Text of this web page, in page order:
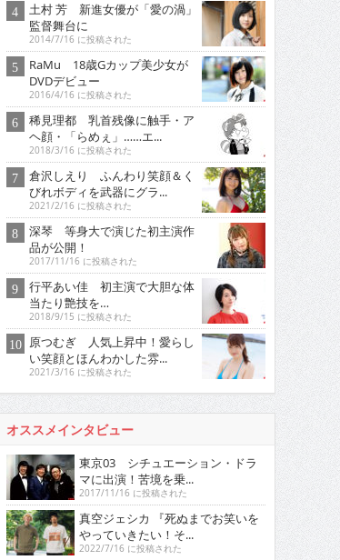
土村 芳 新進女優が「愛の渦」
監督舞台に
2014/7/16 に投稿された
RaMu 18歳Gカップ美少女が
DVDデビュー
2016/4/16 に投稿された
稀見理都 乳首残像に触手・ア
ヘ顔・「らめぇ」……エ...
2018/3/16 に投稿された
倉沢しえり ふんわり笑顔＆く
びれボディを武器にグラ...
2021/2/16 に投稿された
深琴 等身大で演じた初主演作
品が公開！
2017/11/16 に投稿された
行平あい佳 初主演で大胆な体
当たり艶技を…
2018/9/15 に投稿された
原つむぎ 人気上昇中！愛らし
い笑顔とほんわかした雰...
2021/3/16 に投稿された
オススメインタビュー
東京03 シチュエーション・ドラ
マに出演！苦境を乗...
2017/11/16 に投稿された
真空ジェシカ 『死ぬまでお笑いを
やっていきたい！そ...
2022/7/16 に投稿された